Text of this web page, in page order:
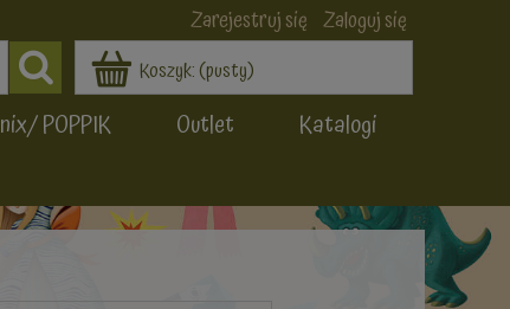
Zarejestruj się Zaloguj się
Koszyk:(pusty)
POPPIK Outlet
Katalogi